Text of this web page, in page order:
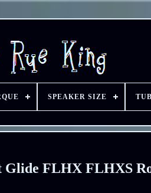
SPEAKER SIZE
Glide FLHX FLHXS